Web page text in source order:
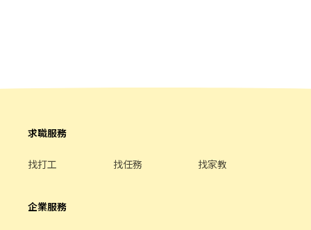
會提供完整教育訓練＋店面實習，新手也OK！💡
工頒發純金金幣並公開表揚。 ●職涯發展免煩惱 年展店30家升遷
快、海外派駐工作機會。 ●休閒工作都並重 休閒活動補助及獎勵金
與你同歡樂 生日8折券、三節禮金、婚喪喜慶補貼、尾牙餐會及禮
助、在學員工獎學金。 ●保險保障通通有 勞、健保、團保及每月提
求職服務
找打工 找任務 找家教
企業服務